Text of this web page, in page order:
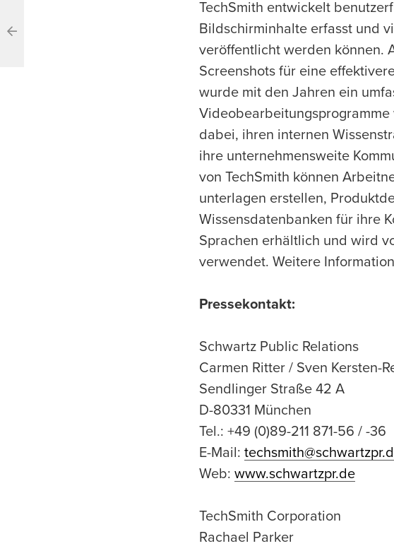
TechSmith entwickelt
Bildschirminhalte erfasst und
veröffentlicht werden können.
Screenshots für eine
wurde mit den Jahren ein
Videobearbeitungsprogramme
dabei, ihren internen
ihre unternehmensweite
von TechSmith können
unterlagen erstellen,
Wissensdatenbanken für ihre
Sprachen erhältlich und wird
verwendet. Weitere
Pressekontakt:
Schwartz Public Relations
Carmen Ritter / Sven Kersten-
Sendlinger Straße 42 A
D-80331 München
Tel.: +49 (0)89-211 871-56 / -36
E-Mail:
Web: www.schwartzpr.de
TechSmith Corporation
Rachael Parker